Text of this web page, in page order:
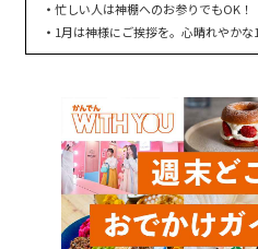
忙しい人は神棚へのお参りでもOK！
1月は神様にご挨拶を。心晴れやか